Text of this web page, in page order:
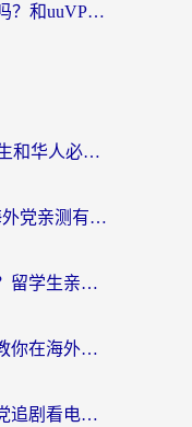
海外党必看：云极VPN好用吗？和uuVPN对比哪个回国效果更好？附真实体验+避坑指南
海外如何看CBA直播？留学生和华人必看的无卡顿观赛指南
国外全民k歌怎么用原唱？海外党亲测有效的回国加速解决方案
海外酷狗怎么绕过地域限制？留学生亲测有效的回国加速器选择指南
国外看中超总卡？这篇指南教你在海外流畅看体育赛事+中文解说（附避坑技巧）
优酷视频海外能看吗？海外党追剧看电影的终极解决方案来了